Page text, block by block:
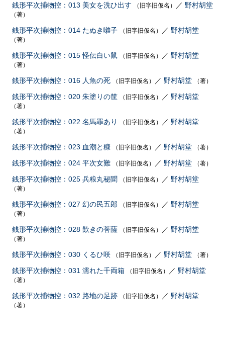
銭形平次捕物控：013 美女を洗ひ出す （旧字旧仮名） ／ 野村胡堂
（著）
銭形平次捕物控：014 たぬき囃子 （旧字旧仮名） ／ 野村胡堂
（著）
銭形平次捕物控：015 怪伝白い鼠 （旧字旧仮名） ／ 野村胡堂
（著）
銭形平次捕物控：016 人魚の死 （旧字旧仮名） ／ 野村胡堂 （著）
銭形平次捕物控：020 朱塗りの筐 （旧字旧仮名） ／ 野村胡堂
（著）
銭形平次捕物控：022 名馬罪あり （旧字旧仮名） ／ 野村胡堂
（著）
銭形平次捕物控：023 血潮と糠 （旧字旧仮名） ／ 野村胡堂 （著）
銭形平次捕物控：024 平次女難 （旧字旧仮名） ／ 野村胡堂 （著）
銭形平次捕物控：025 兵粮丸秘聞 （旧字旧仮名） ／ 野村胡堂
（著）
銭形平次捕物控：027 幻の民五郎 （旧字旧仮名） ／ 野村胡堂
（著）
銭形平次捕物控：028 歎きの菩薩 （旧字旧仮名） ／ 野村胡堂
（著）
銭形平次捕物控：030 くるひ咲 （旧字旧仮名） ／ 野村胡堂 （著）
銭形平次捕物控：031 濡れた千両箱 （旧字旧仮名） ／ 野村胡堂
（著）
銭形平次捕物控：032 路地の足跡 （旧字旧仮名） ／ 野村胡堂
（著）